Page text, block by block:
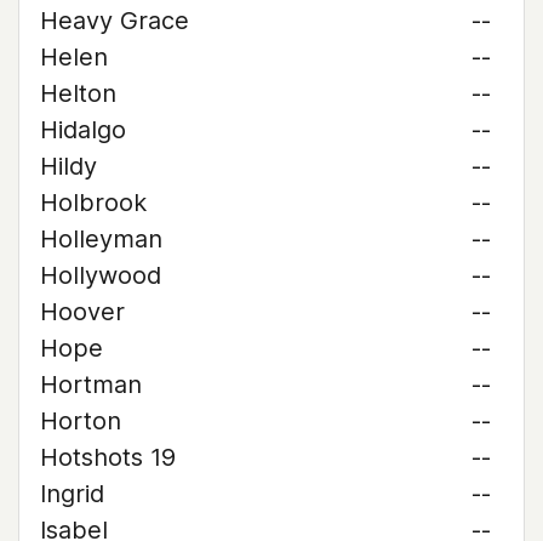
Heavy Grace
--
Helen
--
Helton
--
Hidalgo
--
Hildy
--
Holbrook
--
Holleyman
--
Hollywood
--
Hoover
--
Hope
--
Hortman
--
Horton
--
Hotshots 19
--
Ingrid
--
Isabel
--